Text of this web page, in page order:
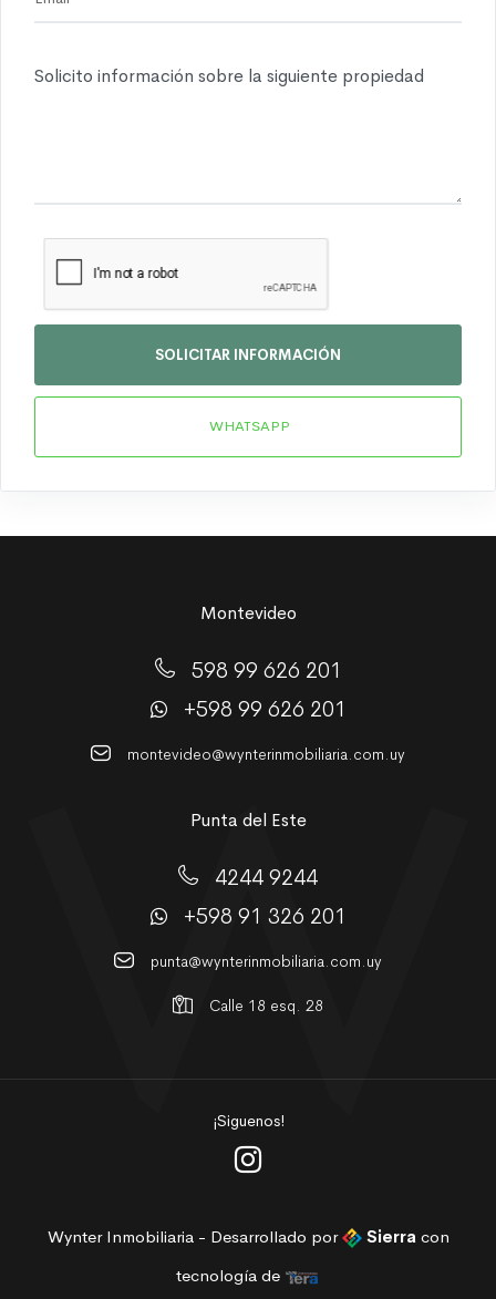
SOLICITAR INFORMACIÓN
WHATSAPP
Montevideo
598 99 626 201
+598 99 626 201
montevideo@wynterinmobiliaria.com.uy
Punta del Este
4244 9244
+598 91 326 201
punta@wynterinmobiliaria.com.uy
Calle 18 esq. 28
¡Siguenos!
Wynter Inmobiliaria - Desarrollado por Sierra con
tecnología de